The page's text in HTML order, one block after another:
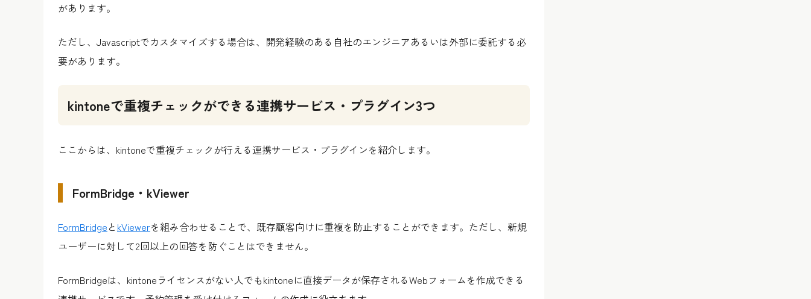
があります。
ただし、Javascriptでカスタマイズする場合は、開発経験のある自社のエンジニアあるいは外部に委託する必
要があります。
kintoneで重複チェックができる連携サービス・プラグイン3つ
ここからは、kintoneで重複チェックが行える連携サービス・プラグインを紹介します。
FormBridge・kViewer
FormBridgeと kViewerを組み合わせることで、既存顧客向けに重複を防止することができます。ただし、新規
ユーザーに対して2回以上の回答を防ぐことはできません。
FormBridgeは、kintoneライセンスがない人でもkintoneに直接データが保存されるWebフォームを作成できる